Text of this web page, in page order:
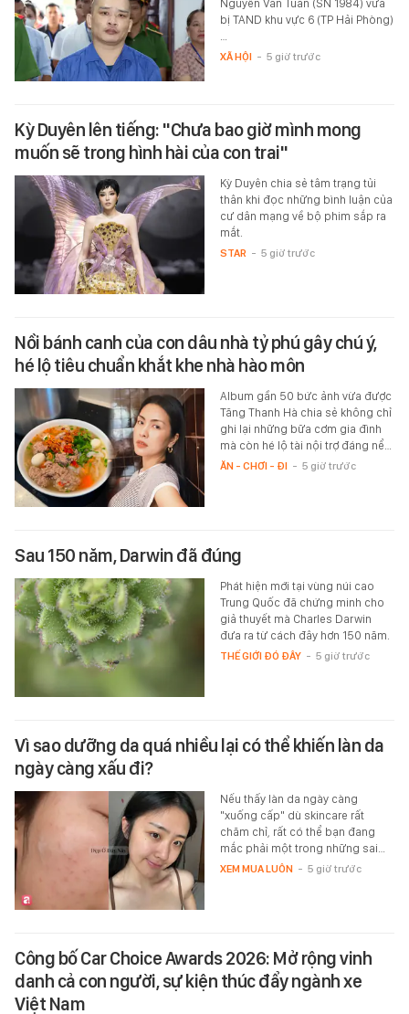
Nguyễn Văn Tuấn (SN 1984) vừa
bị TAND khu vực 6 (TP Hải Phòng)
…
XÃ HỘI - 5 giờ trước
Kỳ Duyên lên tiếng: "Chưa bao giờ mình mong
muốn sẽ trong hình hài của con trai"
Kỳ Duyên chia sẻ tâm trạng tủi
thân khi đọc những bình luận của
cư dân mạng về bộ phim sắp ra
mắt.
STAR - 5 giờ trước
Nồi bánh canh của con dâu nhà tỷ phú gây chú ý,
hé lộ tiêu chuẩn khắt khe nhà hào môn
Album gần 50 bức ảnh vừa được
Tăng Thanh Hà chia sẻ không chỉ
ghi lại những bữa cơm gia đình
mà còn hé lộ tài nội trợ đáng nể…
ĂN - CHƠI - ĐI - 5 giờ trước
Sau 150 năm, Darwin đã đúng
Phát hiện mới tại vùng núi cao
Trung Quốc đã chứng minh cho
giả thuyết mà Charles Darwin
đưa ra từ cách đây hơn 150 năm.
THẾ GIỚI ĐÓ ĐÂY - 5 giờ trước
Vì sao dưỡng da quá nhiều lại có thể khiến làn da
ngày càng xấu đi?
Nếu thấy làn da ngày càng
"xuống cấp" dù skincare rất
chăm chỉ, rất có thể bạn đang
mắc phải một trong những sai…
XEM MUA LUÔN - 5 giờ trước
Công bố Car Choice Awards 2026: Mở rộng vinh
danh cả con người, sự kiện thúc đẩy ngành xe
Việt Nam